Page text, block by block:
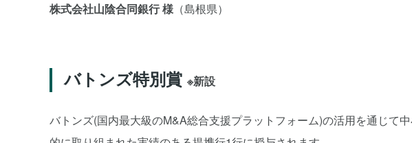
株式会社山陰合同銀行 様 （島根県）
バトンズ特別賞 ※新設
バトンズ(国内最大級のM&A総合支援プラットフォーム)の活用を通じて